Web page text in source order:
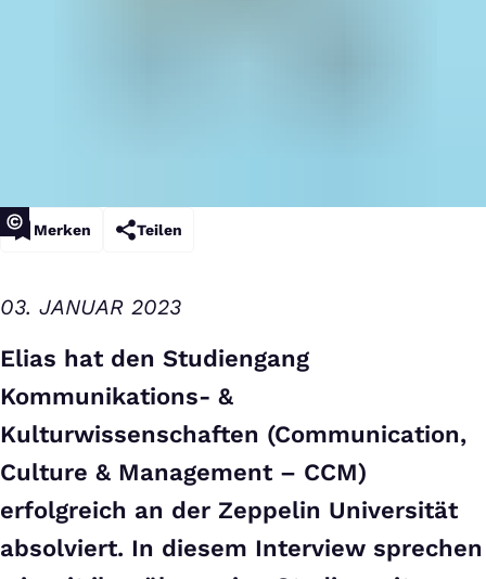
Merken Teilen
03. JANUAR 2023
Elias hat den Studiengang
Kommunikations- &
Kulturwissenschaften (Communication,
Culture & Management – CCM)
erfolgreich an der Zeppelin Universität
absolviert. In diesem Interview sprechen